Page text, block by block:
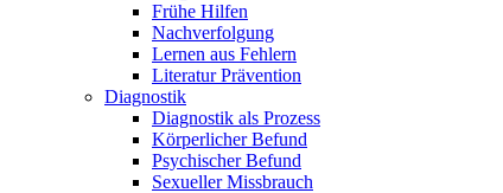
Frühe Hilfen
Nachverfolgung
Lernen aus Fehlern
Literatur Prävention
Diagnostik
Diagnostik als Prozess
Körperlicher Befund
Psychischer Befund
Sexueller Missbrauch